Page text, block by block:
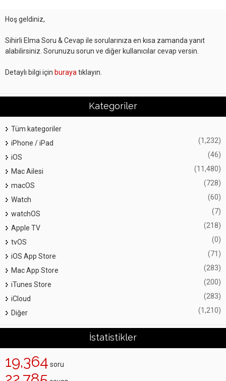
Hoş geldiniz,
Sihirli Elma Soru & Cevap ile sorularınıza en kısa zamanda yanıt
alabilirsiniz. Sorunuzu sorun ve diğer kullanıcılar cevap versin.
Detaylı bilgi için buraya tıklayın.
Kategoriler
Tüm kategoriler
iPhone / iPad
(1,232)
iOS (46)
Mac Ailesi (11,480)
macOS (728)
Watch (60)
watchOS (7)
Apple TV (218)
tvOS (0)
iOS App Store (71)
Mac App Store (283)
iTunes Store (200)
iCloud (283)
Diğer (1,210)
İstatistikler
19,364 soru